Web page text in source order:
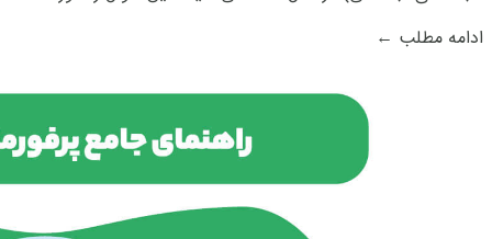
آشنا هستید؟ یعنی می‌‌دانید کدام شبکه‌ی اجتماعی محبوب‌تر است؟
ادامه مطلب ←